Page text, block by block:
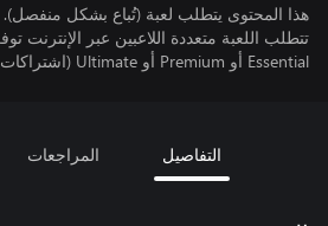
هذا المحتوى يتطلب لعبة (تُباع بشكل منفصل).
Essential أو Premium أو Ultimate (اشتراكات تُباع بشكل منفصل).
التفاصيل المراجعات